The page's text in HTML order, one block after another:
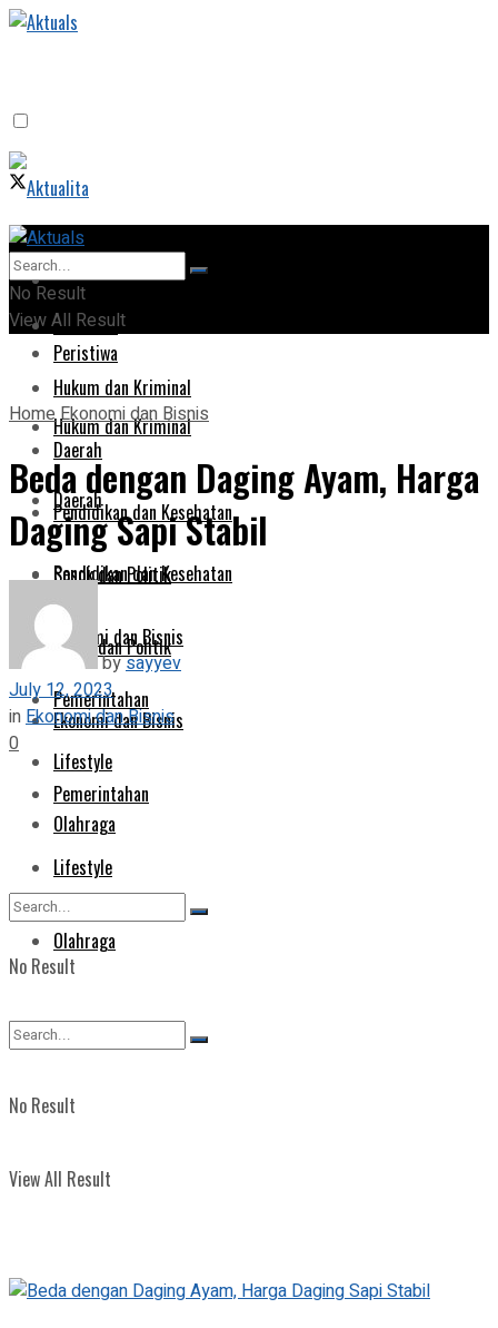
Home
Peristiwa
Hukum dan Kriminal
Daerah
Pendidikan dan Kesehatan
Sosok dan Politik
Ekonomi dan Bisnis
Pemerintahan
Lifestyle
Olahraga
No Result
View All Result
Home
Peristiwa
Hukum dan Kriminal
Daerah
Pendidikan dan Kesehatan
Sosok dan Politik
Ekonomi dan Bisnis
Pemerintahan
Lifestyle
Olahraga
No Result
View All Result
No Result
View All Result
HomeEkonomi dan Bisnis
Beda dengan Daging Ayam, Harga
Daging Sapi Stabil
bysayyev
July 12, 2023
inEkonomi dan Bisnis
0